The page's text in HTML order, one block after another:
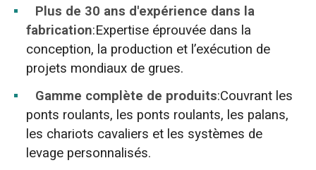
Plus de 30 ans d'expérience dans la
fabrication:Expertise éprouvée dans la
conception, la production et l’exécution de
projets mondiaux de grues.
Gamme complète de produits:Couvrant les
ponts roulants, les ponts roulants, les palans,
les chariots cavaliers et les systèmes de
levage personnalisés.